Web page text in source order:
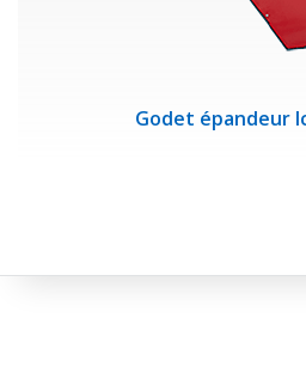
Godet épandeur